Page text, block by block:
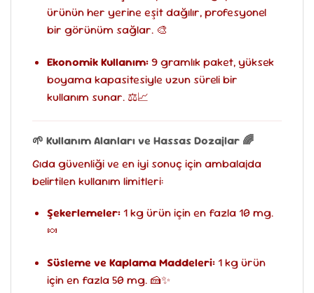
ürünün her yerine eşit dağılır, profesyonel
bir görünüm sağlar. 🎨
Ekonomik Kullanım:9 gramlık paket, yüksek
boyama kapasitesiyle uzun süreli bir
kullanım sunar. ⚖️📈
🌱 Kullanım Alanları ve Hassas Dozajlar 🌈
Gıda güvenliği ve en iyi sonuç için ambalajda
belirtilen kullanım limitleri:
Şekerlemeler:1 kg ürün için en fazla 10 mg.
🍬
Süsleme ve Kaplama Maddeleri:1 kg ürün
için en fazla 50 mg. 🍰✨